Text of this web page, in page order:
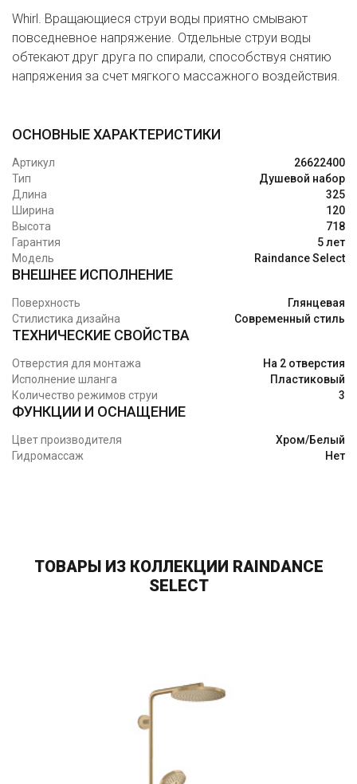
Whirl. Вращающиеся струи воды приятно смывают
повседневное напряжение. Отдельные струи воды
обтекают друг друга по спирали, способствуя снятию
напряжения за счет мягкого массажного воздействия.
ОСНОВНЫЕ ХАРАКТЕРИСТИКИ
Артикул
26622400
Тип
Душевой набор
Длина
325
Ширина
120
Высота
718
Гарантия
5 лет
Модель
Raindance Select
ВНЕШНЕЕ ИСПОЛНЕНИЕ
Поверхность
Глянцевая
Стилистика дизайна
Современный стиль
ТЕХНИЧЕСКИЕ СВОЙСТВА
Отверстия для монтажа
На 2 отверстия
Исполнение шланга
Пластиковый
Количество режимов струи
3
ФУНКЦИИ И ОСНАЩЕНИЕ
Цвет производителя
Хром/Белый
Гидромассаж
Нет
ТОВАРЫ ИЗ КОЛЛЕКЦИИ RAINDANCE
SELECT